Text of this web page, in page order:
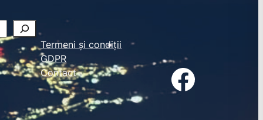
Termeni și condiții
GDPR
Contact
Facebook